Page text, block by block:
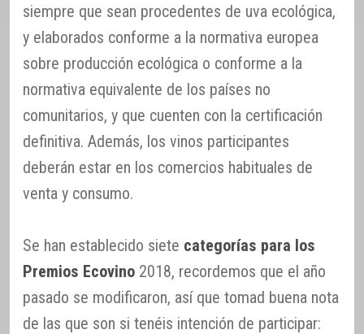
siempre que sean procedentes de uva ecológica,
y elaborados conforme a la normativa europea
sobre producción ecológica o conforme a la
normativa equivalente de los países no
comunitarios, y que cuenten con la certificación
definitiva. Además, los vinos participantes
deberán estar en los comercios habituales de
venta y consumo.
Se han establecido siete categorías para los
Premios Ecovino 2018, recordemos que el año
pasado se modificaron, así que tomad buena nota
de las que son si tenéis intención de participar: